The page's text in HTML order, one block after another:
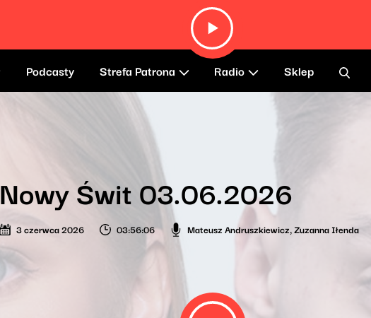
Podcasty Strefa Patrona Radio Sklep
Nowy Świt 03.06.2026
3 czerwca 2026 03:56:06 Mateusz Andruszkiewicz,Zuzanna Iłenda